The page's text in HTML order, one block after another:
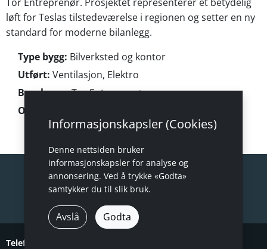
løft for Teslas tilstedeværelse i regionen og setter en ny
standard for moderne bilanlegg.
Type bygg: Bilverksted og kontor
Utført: Ventilasjon, Elektro
Byggherre:Tor Entreprenør
Overlevert:
Hjem Kontakt Cookie-innstillinger
Telefon:
Informasjonskapsler (Cookies)
Denne nettsiden bruker
informasjonskapsler for analyse og
annonsering. Ved å trykke «Godta»
samtykker du til slik bruk.
Avslå Godta